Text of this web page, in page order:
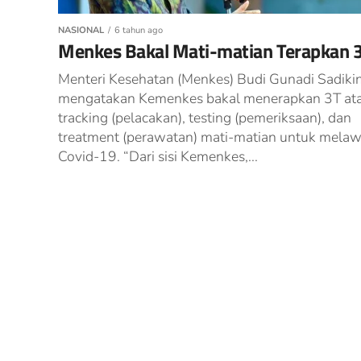
NASIONAL 6 tahun ago
Menkes Bakal Mati-matian Terapkan
Menteri Kesehatan (Menkes) Budi Gunadi
mengatakan Kemenkes bakal menerapkan 3T
tracking (pelacakan), testing (pemeriksaan), dan
treatment (perawatan) mati-matian untuk
Covid-19. “Dari sisi Kemenkes,...